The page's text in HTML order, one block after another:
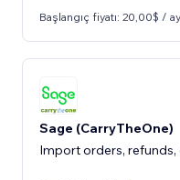
Başlangıç fiyatı: 20,00$ / ay
Sage (CarryTheOne)
Import orders,